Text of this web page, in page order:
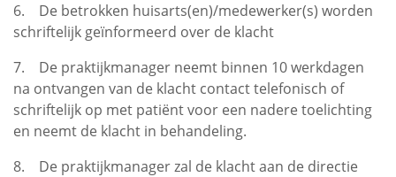
6. De betrokken huisarts(en)/medewerker(s) worden
schriftelijk geïnformeerd over de klacht
7. De praktijkmanager neemt binnen 10 werkdagen
na ontvangen van de klacht contact telefonisch of
schriftelijk op met patiënt voor een nadere toelichting
en neemt de klacht in behandeling.
8. De praktijkmanager zal de klacht aan de directie